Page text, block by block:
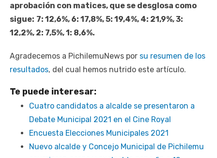
aprobación con matices, que se desglosa como
sigue: 7: 12,6%, 6: 17,8%, 5: 19,4%, 4: 21,9%, 3:
12,2%, 2: 7,5%, 1: 8,6%.
Agradecemos a PichilemuNews por su resumen de los
resultados, del cual hemos nutrido este artículo.
Te puede interesar:
Cuatro candidatos a alcalde se presentaron a
Debate Municipal 2021 en el Cine Royal
Encuesta Elecciones Municipales 2021
Nuevo alcalde y Concejo Municipal de Pichilemu